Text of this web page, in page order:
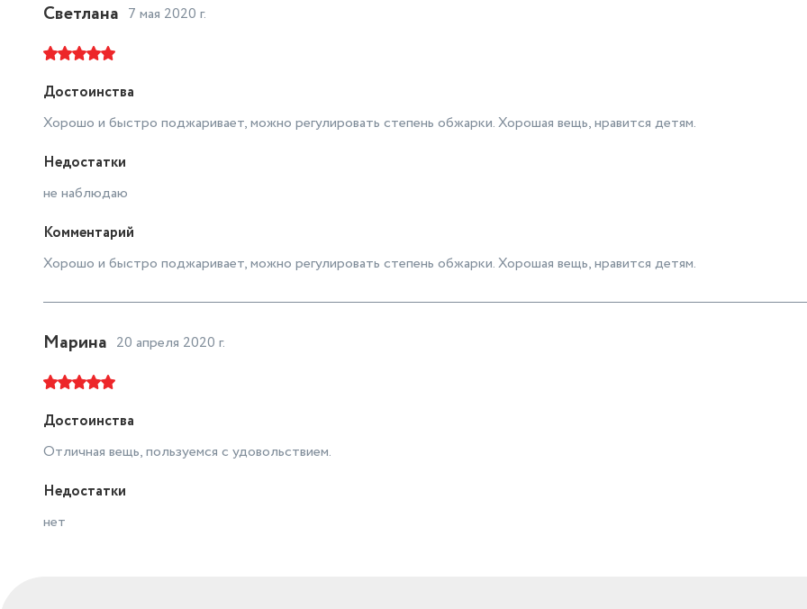
Светлана 7 мая 2020 г.
Достоинства
Хорошо и быстро поджаривает, можно регулировать степень обжарки. Хорошая вещь, нравится детям.
Недостатки
не наблюдаю
Комментарий
Хорошо и быстро поджаривает, можно регулировать степень обжарки. Хорошая вещь, нравится детям.
Марина 20 апреля 2020 г.
Достоинства
Отличная вещь, пользуемся с удовольствием.
Недостатки
нет